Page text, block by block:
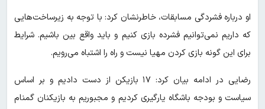
او درباره فشردگی مسابقات، خاطرنشان کرد: با توجه به زیرساخت‌هایی
که داریم نمی‌توانیم فشرده بازی کنیم و باید واقع بین باشیم. شرایط
برای این گونه بازی کردن مهیا نیست و راه را اشتباه می‌رویم.
رضایی در ادامه بیان کرد: ۱۷ بازیکن از دست دادیم و بر اساس
سیاست و بودجه باشگاه یارگیری کردیم و مجبوریم به بازیکنان گمنام